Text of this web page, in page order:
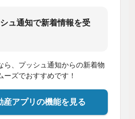
ュ通知で新着情報を受
ら、プッシュ通知からの新着物
ズでおすすめです！
産アプリの機能を見る